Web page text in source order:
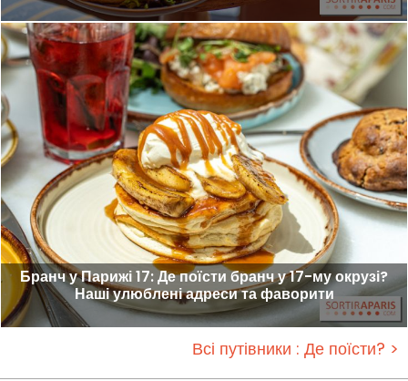
Бранч у Парижі 17: Де поїсти бранч у 17-му окрузі?
Наші улюблені адреси та фаворити
Всі путівники : Де поїсти? >